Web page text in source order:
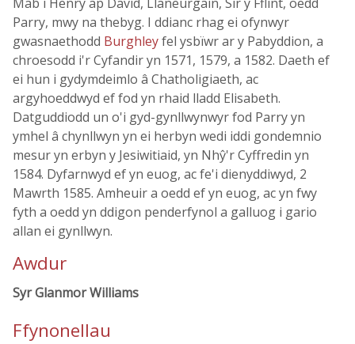
Parry, mwy na thebyg. I ddianc rhag ei ofynwyr
gwasnaethodd Burghleyfel ysbïwr ar y Pabyddion, a
chroesodd i'r Cyfandir yn 1571, 1579, a 1582. Daeth ef
ei hun i gydymdeimlo â Chatholigiaeth, ac
argyhoeddwyd ef fod yn rhaid lladd Elisabeth.
Datguddiodd un o'i gyd-gynllwynwyr fod Parry yn
ymhel â chynllwyn yn ei herbyn wedi iddi gondemnio
mesur yn erbyn y Jesiwitiaid, yn Nhŷ'r Cyffredin yn
1584. Dyfarnwyd ef yn euog, ac fe'i dienyddiwyd, 2
Mawrth 1585. Amheuir a oedd ef yn euog, ac yn fwy
fyth a oedd yn ddigon penderfynol a galluog i gario
allan ei gynllwyn.
Awdur
Syr Glanmor Williams
Ffynonellau